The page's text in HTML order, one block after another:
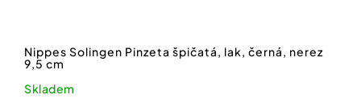
Nippes Solingen Pinzeta špičatá, lak, černá, nerez
9,5 cm
Skladem